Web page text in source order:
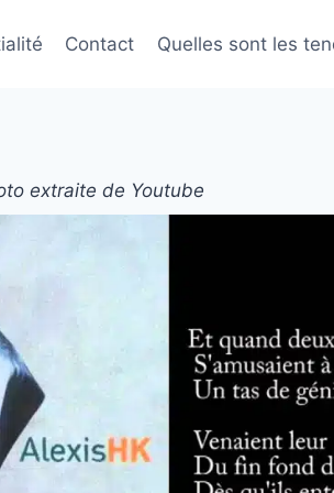
Contact Quelles sont les
extraite de Youtube